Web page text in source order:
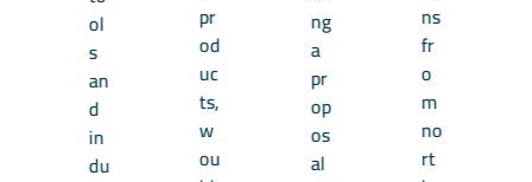
ol
s
an
d
in
du
pr
od
uc
ts,
w
ou
ng
a
pr
op
os
al
ns
fr
o
m
no
rt